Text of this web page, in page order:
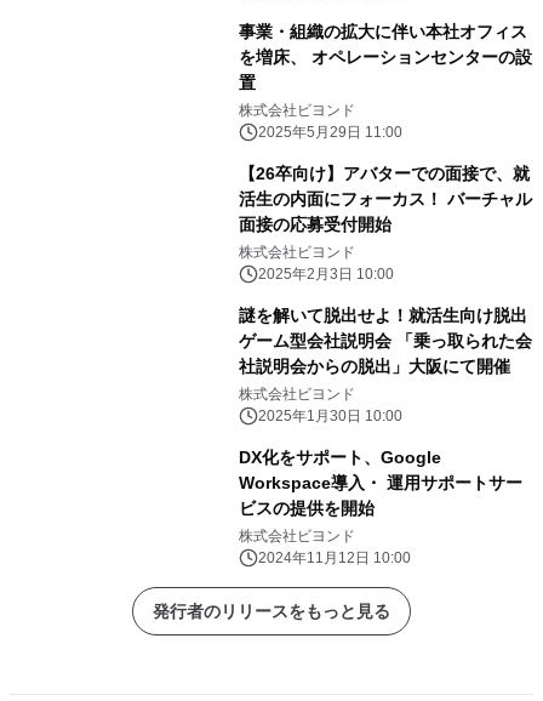
事業・組織の拡大に伴い本社オフィス
を増床、 オペレーションセンターの設
置
株式会社ビヨンド
2025年5月29日 11:00
【26卒向け】アバターでの面接で、就
活生の内面にフォーカス！ バーチャル
面接の応募受付開始
株式会社ビヨンド
2025年2月3日 10:00
謎を解いて脱出せよ！就活生向け脱出
ゲーム型会社説明会 「乗っ取られた会
社説明会からの脱出」大阪にて開催
株式会社ビヨンド
2025年1月30日 10:00
DX化をサポート、Google
Workspace導入・ 運用サポートサー
ビスの提供を開始
株式会社ビヨンド
2024年11月12日 10:00
発行者のリリースをもっと見る